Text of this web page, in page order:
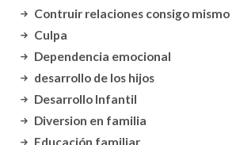
Contruir relaciones consigo mismo
Culpa
Dependencia emocional
desarrollo de los hijos
Desarrollo Infantil
Diversion en familia
Educación familiar